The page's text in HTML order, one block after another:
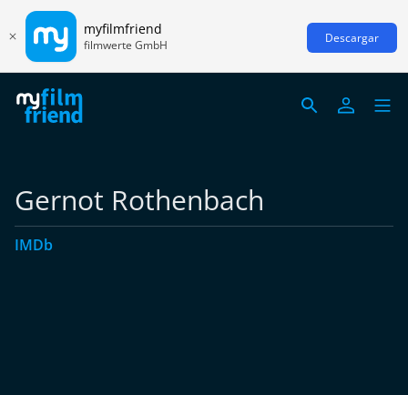
myfilmfriend
filmwerte GmbH Descargar
Gernot Rothenbach
IMDb